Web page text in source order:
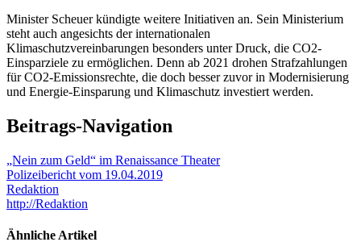
Minister Scheuer kündigte weitere Initiativen an. Sein Ministerium
steht auch angesichts der internationalen
Klimaschutzvereinbarungen besonders unter Druck, die CO2-
Einsparziele zu ermöglichen. Denn ab 2021 drohen Strafzahlungen
für CO2-Emissionsrechte, die doch besser zuvor in Modernisierung
und Energie-Einsparung und Klimaschutz investiert werden.
Beitrags-Navigation
„Nein zum Geld“ im Renaissance Theater
Polizeibericht vom 19.04.2019
Redaktion
http://Redaktion
Ähnliche Artikel